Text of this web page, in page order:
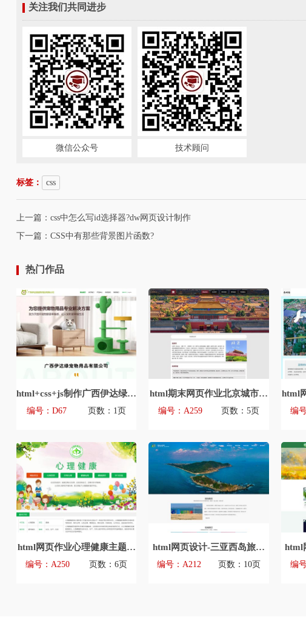
关注我们共同进步
微信公众号 技术顾问
标签： css
上一篇： css中怎么写id选择器?dw网页设计制作
下一篇： CSS中有那些背景图片函数?
热门作品
html+css+js制作广西伊达绿宠
物用品有限公司企业官网首页
编号：D67 页数：1页
html期末网页作业北京城市介
绍主题网页设计模板源码
编号：A259 页数：5页
html
编
html网页作业心理健康主题网
页设计模版源码
编号：A250 页数：6页
html网页设计-三亚西岛旅游
主题网页设计模版源码
编号：A212 页数：10页
html
环境
编